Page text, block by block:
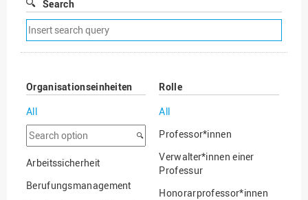
Search
Remove
search
filter
Organisationseinheiten
All
Search
option
Arbeitssicherheit
Berufungsmanagement
Rolle
All
Professor*innen
Verwalter*innen einer
Professur
Honorarprofessor*innen